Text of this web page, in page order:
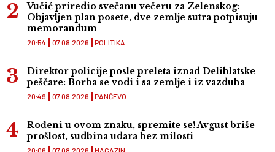
Vučić priredio svečanu večeru za Zelenskog:
Objavljen plan posete, dve zemlje sutra potpisuju
memorandum
POLITIKA
20:54 07.08.2026
Direktor policije posle preleta iznad Deliblatske
peščare: Borba se vodi i sa zemlje i iz vazduha
PANČEVO
20:49 07.08.2026
Rođeni u ovom znaku, spremite se! Avgust briše
prošlost, sudbina udara bez milosti